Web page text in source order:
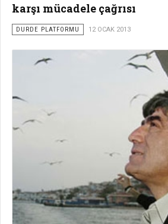
karşı mücadele çağrısı
DURDE PLATFORMU 12 OCAK 2013